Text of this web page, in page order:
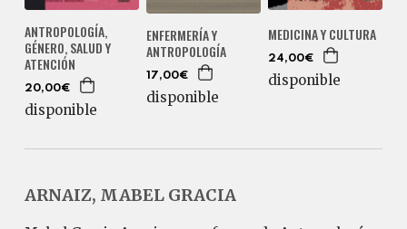
ANTROPOLOGÍA,
GÉNERO, SALUD Y
ATENCIÓN
20,00€
disponible
ENFERMERÍA Y
ANTROPOLOGÍA
17,00€
disponible
MEDICINA Y CULTURA
24,00€
disponible
ARNAIZ, MABEL GRACIA